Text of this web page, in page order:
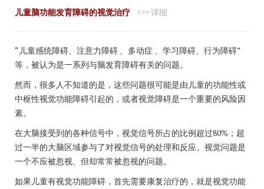
儿童脑功能发育障碍的视觉治疗 >>> 详细
“儿童感统障碍、注意力障碍 、多动症 、学习障碍、行为障碍”
等，被认为是一系列与脑发育障碍有关的问题。
然而，很多人不知道的是，这些问题很可能是由儿童的功能性或
中枢性视觉功能障碍引起的，或者视觉障碍是一个重要的风险因
素。
在大脑接受到的各种信号中，视觉信号所占的比例超过80%；超
过一半的大脑区域参与了对视觉信号的处理和反应。视觉问题是
一个不应被忽视、但却常常被忽视的问题。
如果儿童有视觉功能障碍，首先需要康复治疗的，就是视觉功能